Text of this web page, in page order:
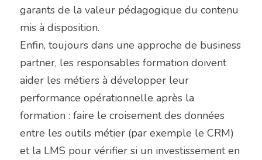
garants de la valeur pédagogique du contenu
mis à disposition.
Enfin, toujours dans une approche de business
partner, les responsables formation doivent
aider les métiers à développer leur
performance opérationnelle après la
formation : faire le croisement des données
entre les outils métier (par exemple le CRM)
et la LMS pour vérifier si un investissement en